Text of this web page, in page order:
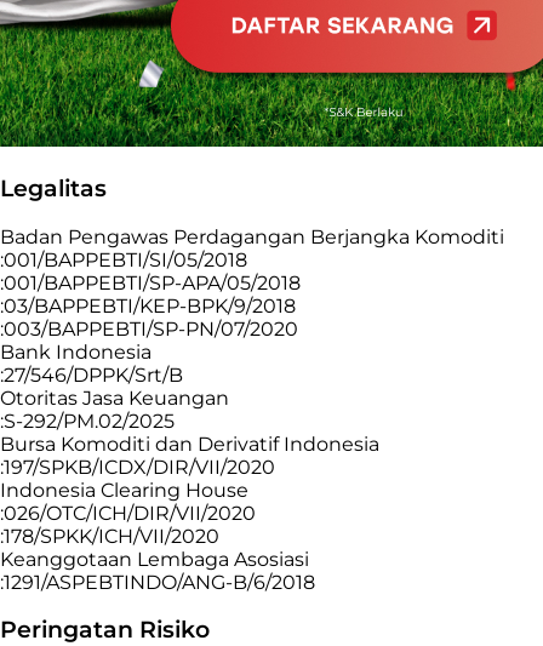
Legalitas
Badan Pengawas Perdagangan Berjangka Komoditi
:001/BAPPEBTI/SI/05/2018
:001/BAPPEBTI/SP-APA/05/2018
:03/BAPPEBTI/KEP-BPK/9/2018
:003/BAPPEBTI/SP-PN/07/2020
Bank Indonesia
:27/546/DPPK/Srt/B
Otoritas Jasa Keuangan
:S-292/PM.02/2025
Bursa Komoditi dan Derivatif Indonesia
:197/SPKB/ICDX/DIR/VII/2020
Indonesia Clearing House
:026/OTC/ICH/DIR/VII/2020
:178/SPKK/ICH/VII/2020
Keanggotaan Lembaga Asosiasi
:1291/ASPEBTINDO/ANG-B/6/2018
Peringatan Risiko